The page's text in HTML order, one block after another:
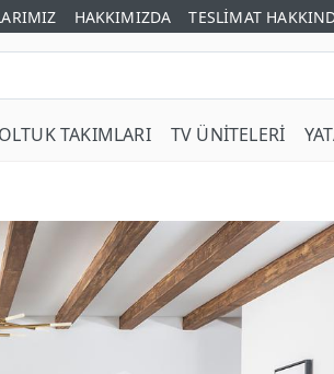
HAKKIMIZDA TESLİMAT
TAKIMLARI TV ÜNİTELERİ